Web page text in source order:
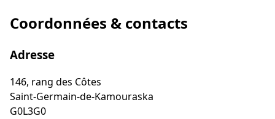
Coordonnées & contacts
Adresse
146, rang des Côtes
Saint-Germain-de-Kamouraska
G0L3G0